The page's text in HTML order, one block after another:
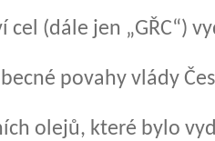
(dále jen „GŘC“)
povahy vlády
olejů, které bylo